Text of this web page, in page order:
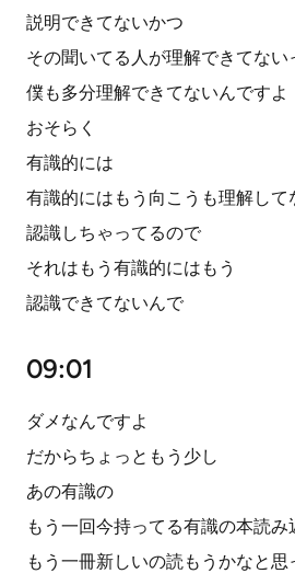
説明できてないかつ
その聞いてる人が理解できてない
僕も多分理解できてないんですよ
おそらく
有識的には
有識的にはもう向こうも理解して
認識しちゃってるので
それはもう有識的にはもう
認識できてないんで
09:01
ダメなんですよ
だからちょっともう少し
あの有識の
もう一回今持ってる有識の本読み
もう一冊新しいの読もうかなと思